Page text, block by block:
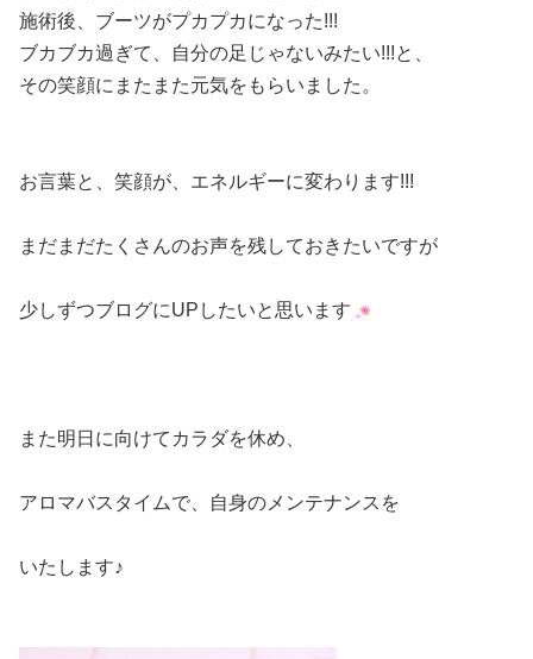
施術後、ブーツがプカプカになった!!!
ブカブカ過ぎて、自分の足じゃないみたい!!!と、
その笑顔にまたまた元気をもらいました。
お言葉と、笑顔が、エネルギーに変わります!!!
まだまだたくさんのお声を残しておきたいですが
少しずつブログにUPしたいと思います
また明日に向けてカラダを休め、
アロマバスタイムで、自身のメンテナンスを
いたします♪